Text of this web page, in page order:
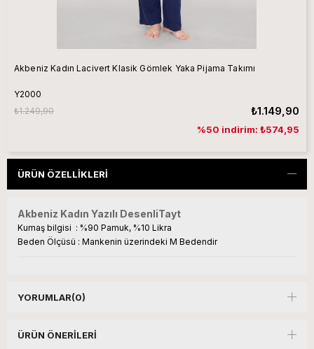
Akbeniz Kadın Lacivert Klasik Gömlek Yaka Pijama Takımı
Y2000
₺1.149,90
₺1.249,90
%50 indirim: ₺574,95
ÜRÜN ÖZELLIKLERI
Akbeniz Kadın Yazılı DesenliTayt
Kumaş bilgisi : %90 Pamuk, %10 Likra
Beden Ölçüsü : Mankenin üzerindeki M Bedendir
YORUMLAR(0)
ÜRÜN ÖNERILERI